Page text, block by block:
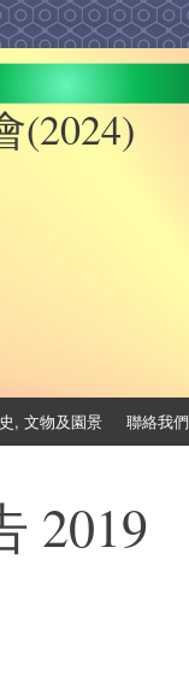
(2024)
, 文物及園景 聯絡我們
2019